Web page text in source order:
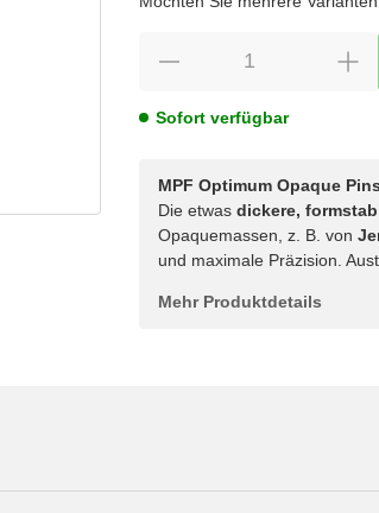
Sofort verfügbar
MPF Optimum Opaque
Die etwas dickere,
Opaquemassen, z. B. von
und maximale Präzision.
Mehr Produktdetails